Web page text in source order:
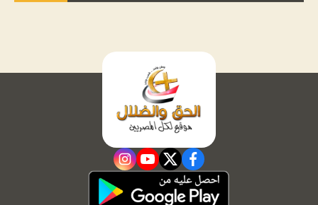
facebook
twitter
youtube
instagram